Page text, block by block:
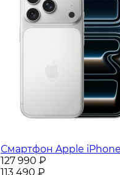
Смартфон Apple
127 990 ₽
113 490 ₽